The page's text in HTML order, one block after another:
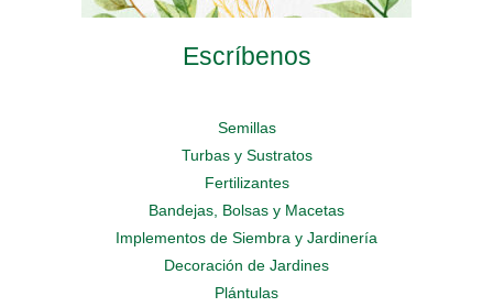
Escríbenos
Semillas
Turbas y Sustratos
Fertilizantes
Bandejas, Bolsas y Macetas
Implementos de Siembra y Jardinería
Decoración de Jardines
Plántulas